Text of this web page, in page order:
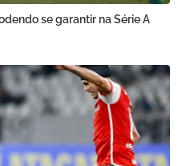
se garantir na Série A